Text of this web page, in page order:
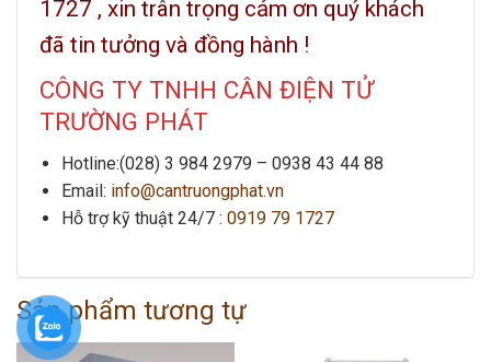
1727 , xin trân trọng cảm ơn quý khách
đã tin tưởng và đồng hành !
CÔNG TY TNHH CÂN ĐIỆN TỬ
TRƯỜNG PHÁT
Hotline:(028) 3 984 2979 – 0938 43 44 88
Email: info@cantruongphat.vn
Hỗ trợ kỹ thuật 24/7 : 0919 79 1727
Sản phẩm tương tự